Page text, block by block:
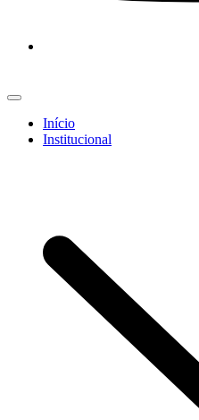
Início
Institucional